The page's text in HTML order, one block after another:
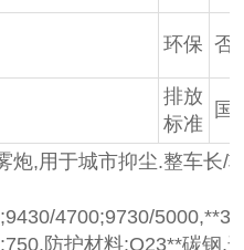
环保 否
排放
标准
国
炮,用于城市抑尘.整车长/
4700;9730/
防护材料:Q23**碳钢,